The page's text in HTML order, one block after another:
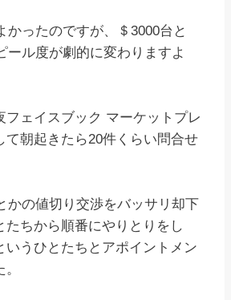
かったのですが、＄3000台と
ール度が劇的に変わりますよ
フェイスブック マーケットプレ
て朝起きたら20件くらい問合せ
かの値切り交渉をバッサリ却下
たちから順番にやりとりをし
いうひとたちとアポイントメン